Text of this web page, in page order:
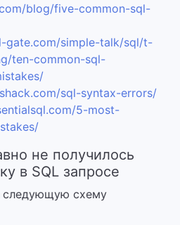
blog/five-common-sql-
gate.com/simple-talk/sql/t-
ten-common-sql-
sql-syntax-errors/
5-most-
не получилось
в SQL запросе
следующую схему